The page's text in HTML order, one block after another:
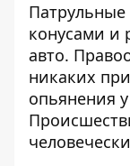
Патрульные
конусами и
авто.
никаких
опьянения